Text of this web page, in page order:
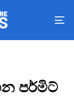
පර්මිට්